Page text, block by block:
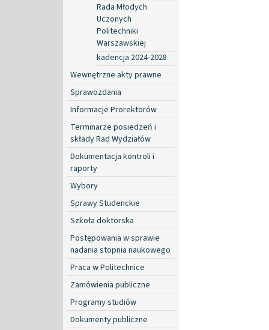
Rada Młodych
Uczonych
Politechniki
Warszawskiej
kadencja 2024-2028
Wewnętrzne akty prawne
Sprawozdania
Informacje Prorektorów
Terminarze posiedzeń i
składy Rad Wydziałów
Dokumentacja kontroli i
raporty
Wybory
Sprawy Studenckie
Szkoła doktorska
Postępowania w sprawie
nadania stopnia naukowego
Praca w Politechnice
Zamówienia publiczne
Programy studiów
Dokumenty publiczne